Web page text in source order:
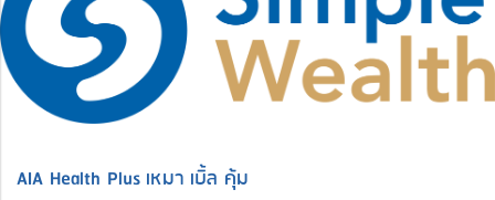
AIA Health Plus เหมา เบิ้ล คุ้ม